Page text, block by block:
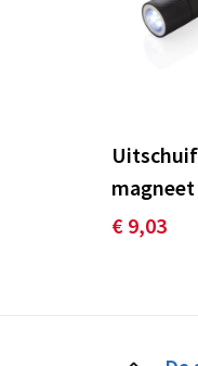
magneet
€ 9,03